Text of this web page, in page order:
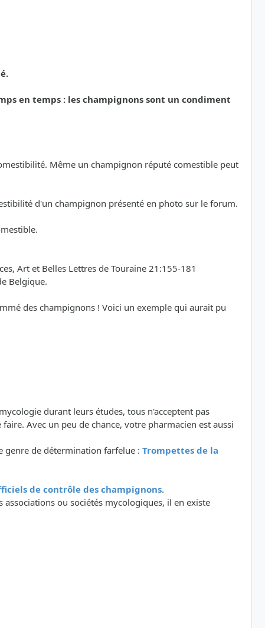
en temps : les champignons sont un condiment
Même un champignon réputé comestible peut
d'un champignon présenté en photo sur le forum.
Art et Belles Lettres de Touraine 21:155-181
Belgique.
des champignons ! Voici un exemple qui aurait pu
durant leurs études, tous n'acceptent pas
Avec un peu de chance, votre pharmacien est aussi
genre de détermination farfelue : Trompettes de la
de contrôle des champignons.
ou sociétés mycologiques, il en existe